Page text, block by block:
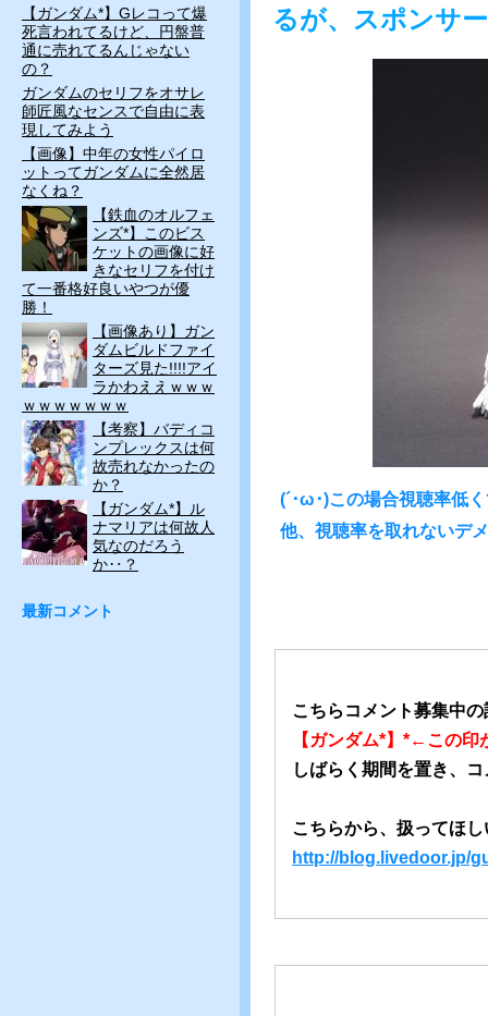
るが、スポンサ
(´･ω･)この場合視聴率低
他、 視聴率を取れないデ
こちらコメント募集中
【ガンダム*】*←この印
しばらく期間を置き、
こちらから、扱ってほ
http://blog.livedoor.jp/
【ガンダム*】Gレコって爆
死言われてるけど、円盤普
通に売れてるんじゃない
の？
ガンダムのセリフをオサレ
師匠風なセンスで自由に表
現してみよう
【画像】中年の女性パイロ
ットってガンダムに全然居
なくね？
【鉄血のオルフェ
ンズ*】このビス
ケットの画像に好
きなセリフを付け
て一番格好良いやつが優
勝！
【画像あり】ガン
ダムビルドファイ
ターズ見た!!!!アイ
ラかわええｗｗｗ
ｗｗｗｗｗｗｗ
【考察】バディコ
ンプレックスは何
故売れなかったの
か？
【ガンダム*】ル
ナマリアは何故人
気なのだろう
か‥？
最新コメント